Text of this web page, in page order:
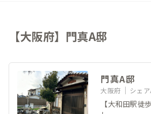
【大阪府】門真A邸
門真A邸
大阪府 シェ
【大和田駅徒